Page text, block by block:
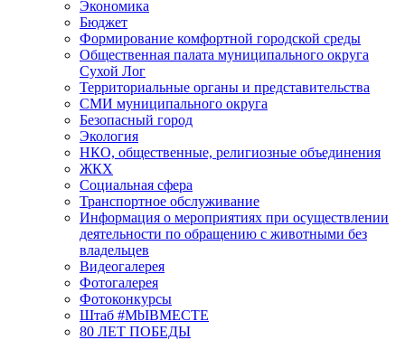
Экономика
Бюджет
Формирование комфортной городской среды
Общественная палата муниципального округа
Сухой Лог
Территориальные органы и представительства
СМИ муниципального округа
Безопасный город
Экология
НКО, общественные, религиозные объединения
ЖКХ
Социальная сфера
Транспортное обслуживание
Информация о мероприятиях при осуществлении
деятельности по обращению с животными без
владельцев
Видеогалерея
Фотогалерея
Фотоконкурсы
Штаб #MbIBMECTE
80 ЛЕТ ПОБЕДЫ